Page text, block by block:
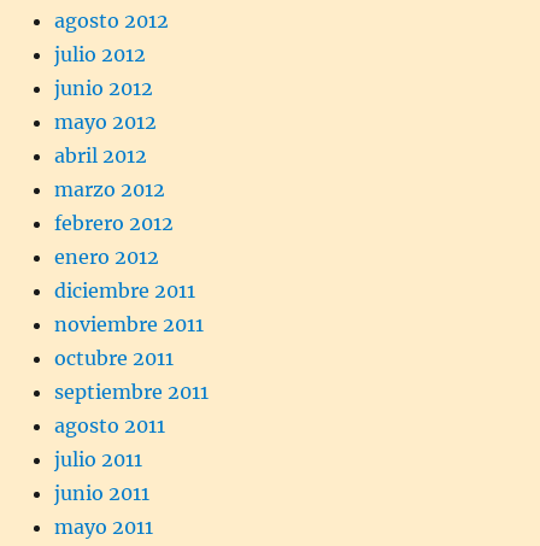
agosto 2012
julio 2012
junio 2012
mayo 2012
abril 2012
marzo 2012
febrero 2012
enero 2012
diciembre 2011
noviembre 2011
octubre 2011
septiembre 2011
agosto 2011
julio 2011
junio 2011
mayo 2011